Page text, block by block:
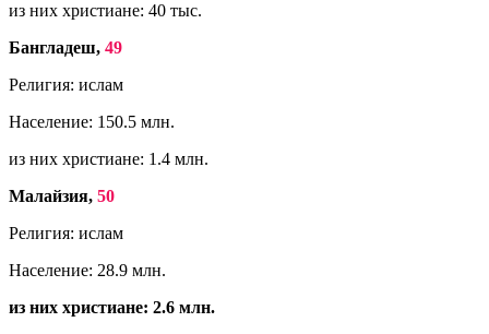
из них христиане: 40 тыс.
Бангладеш, 49
Религия: ислам
Население: 150.5 млн.
из них христиане: 1.4 млн.
Малайзия, 50
Религия: ислам
Население: 28.9 млн.
из них христиане: 2.6 млн.